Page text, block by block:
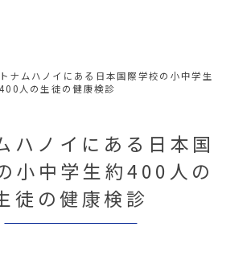
ナムハノイにある日本国際学校の小中学生
人の生徒の健康検診
ハノイにある日本国
小中学生約400人の
徒の健康検診